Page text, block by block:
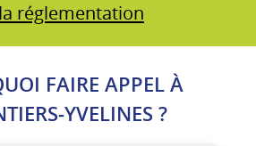
réglementation
FAIRE APPEL À
?